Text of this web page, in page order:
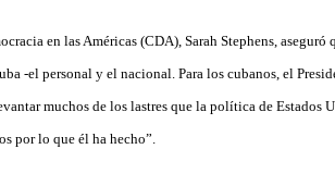
en las Américas (CDA), Sarah Stephens, aseguró
-el personal y el nacional. Para los cubanos, el
muchos de los lastres que la política de Estados
por lo que él ha hecho”.